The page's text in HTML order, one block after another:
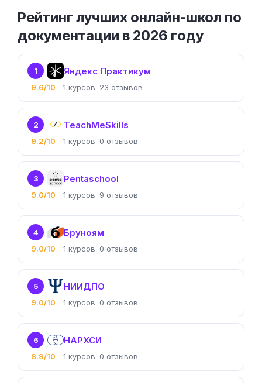
Рейтинг лучших онлайн-школ по
документации в 2026 году
1 Яндекс Практикум
9.6/10 1 23
2 TeachMeSkills
9.2/10 1 0
3 Pentaschool
9.0/10 1 9
4 Бруноям
9.0/10 1 0
5 НИИДПО
9.0/10 1 0
6 НАРХСИ
8.9/10 1 0